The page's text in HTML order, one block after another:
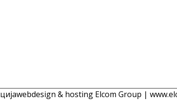
webdesign & hosting Elcom Group |